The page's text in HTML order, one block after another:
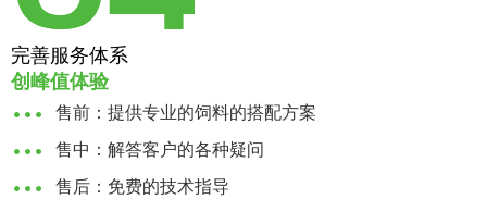
完善服务体系
创峰值体验
售前：提供专业的饲料的搭配方案
售中：解答客户的各种疑问
售后：免费的技术指导